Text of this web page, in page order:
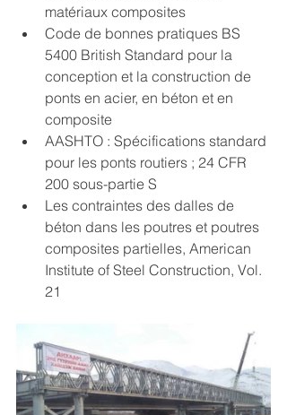
matériaux composites
Code de bonnes pratiques BS
5400 British Standard pour la
conception et la construction de
ponts en acier, en béton et en
composite
AASHTO : Spécifications standard
pour les ponts routiers ; 24 CFR
200 sous-partie S
Les contraintes des dalles de
béton dans les poutres et poutres
composites partielles, American
Institute of Steel Construction, Vol.
21